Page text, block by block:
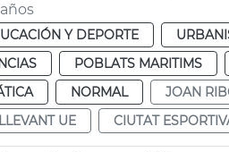
Y DEPORTE
POBLATS MARITIMS
NORMAL JOAN
LLEVANT UE CIUTAT